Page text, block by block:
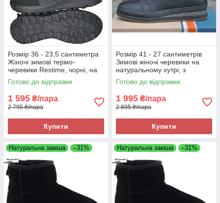
Розмір 36 - 23,5 сантиметра
Жіночі зимові термо-
черевики Restime, чорні, на
підошві з піни, легкі та зручні
Готово до відправки
1 595 ₴/пара
2 795 ₴/пара
Купити
Розмір 41 - 27 сантиметрів
Зимові жіночі черевики на
натуральному хутрі, з
натуральної шкіри, чорні
Brave 8841
Готово до відправки
1 995 ₴/пара
2 895 ₴/пара
Купити
Натуральна замша –31% Натуральна замша –31%